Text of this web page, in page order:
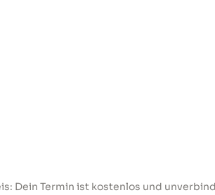
Dein Termin ist kostenlos und